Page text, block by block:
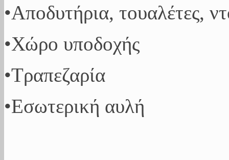
•Αποδυτήρια, τουαλέτες,
•Χώρο υποδοχής
•Τραπεζαρία
•Εσωτερική αυλή